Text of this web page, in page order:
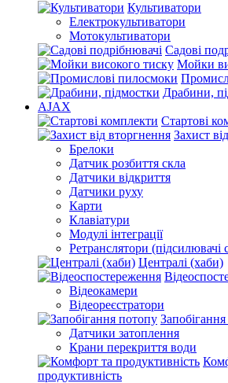
Культиватори
Електрокультиватори
Мотокультиватори
Садові
Мойки
Драбини,
AJAX
Стартові
Захист
Брелоки
Датчик розбиття скла
Датчики відкриття
Датчики руху
Карти
Клавіатури
Модулі інтеграції
Ретранслятори (підсилювачі
Централі (хаби)
Відеокамери
Відеореєстратори
Датчики затоплення
Крани перекриття води
продуктивність